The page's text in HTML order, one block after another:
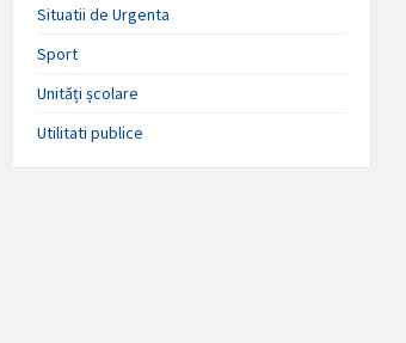
Situatii de Urgenta
Sport
Unități școlare
Utilitati publice